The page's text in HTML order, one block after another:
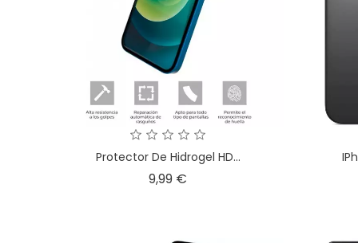
Protector De Hidrogel HD...
9,99 €